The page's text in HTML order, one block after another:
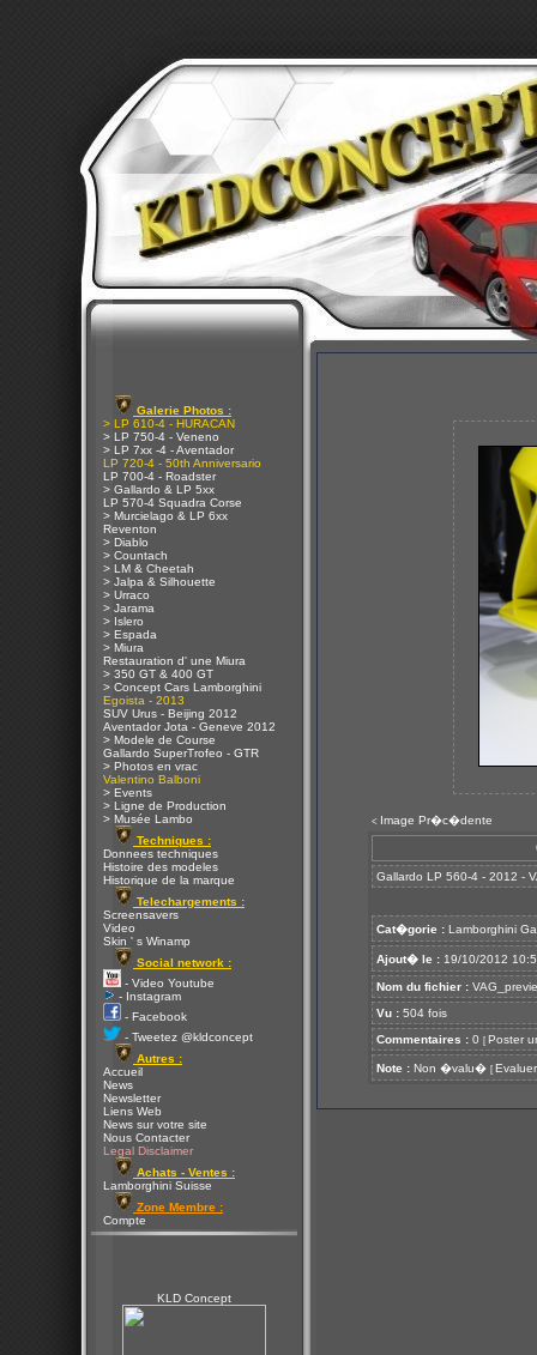
Galerie Photos :
> LP 610-4 - HURACAN
> LP 750-4 - Veneno
> LP 7xx -4 - Aventador
LP 720-4 - 50th Anniversario
LP 700-4 - Roadster
> Gallardo & LP 5xx
LP 570-4 Squadra Corse
> Murcielago & LP 6xx
Reventon
> Diablo
> Countach
> LM & Cheetah
> Jalpa & Silhouette
> Urraco
> Jarama
> Islero
> Espada
> Miura
Restauration d' une Miura
> 350 GT & 400 GT
> Concept Cars Lamborghini
Egoista - 2013
SUV Urus - Beijing 2012
Aventador Jota - Geneve 2012
> Modele de Course
Gallardo SuperTrofeo - GTR
> Photos en vrac
Valentino Balboni
> Events
> Ligne de Production
> Musée Lambo
Techniques :
Donnees techniques
Histoire des modeles
Historique de la marque
Telechargements :
Screensavers
Video
Skin ' s Winamp
Social network :
- Video Youtube
- Instagram
- Facebook
- Tweetez @kldconcept
Autres :
Accueil
News
Newsletter
Liens Web
News sur votre site
Nous Contacter
Legal Disclaimer
Achats - Ventes :
Lamborghini Suisse
Zone Membre :
Compte
KLD Concept
< Image Pr�c�dente
Gallardo LP 560-4 - 2012 -
Cat�gorie : Lamborghini
Ajout� le : 19/10/2012
Nom du fichier :
Vu : 504 fois
Commentaires : 0 [ Poster
Note : Non �valu� [ Evaluer